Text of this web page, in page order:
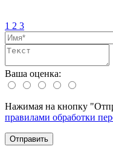
1 2 3
Ваша оценка:
Нажимая на кнопку
правилами обработки